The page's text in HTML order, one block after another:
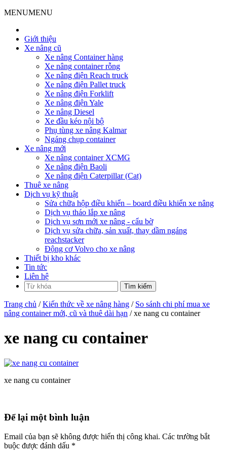
MENUMENU
Giới thiệu
Xe nâng cũ
Xe nâng Container hàng
Xe nâng container rỗng
Xe nâng điện Reach truck
Xe nâng điện Pallet truck
Xe nâng điện Forklift
Xe nâng điện Yale
Xe nâng Diesel
Xe đầu kéo nội bộ
Phụ tùng xe nâng Kalmar
Ngáng chụp container
Xe nâng mới
Xe nâng container XCMG
Xe nâng điện Baoli
Xe nâng điện Caterpillar (Cat)
Thuê xe nâng
Dịch vụ kỹ thuật
Sửa chữa hộp điều khiển – board điều khiển xe nâng
Dịch vụ tháo lắp xe nâng
Dịch vụ sơn mới xe nâng - cẩu bờ
Dịch vụ sửa chữa, sản xuất, thay dầm ngáng
reachstacker
Động cơ Volvo cho xe nâng
Thiết bị kho khác
Tin tức
Liên hệ
Trang chủ /Kiến thức về xe nâng hàng / So sánh chi phí mua xe
nâng container mới, cũ và thuê dài hạn / xe nang cu container
xe nang cu container
xe nang cu container
Để lại một bình luận
Email của bạn sẽ không được hiển thị công khai. Các trường bắt
buộc được đánh dấu *